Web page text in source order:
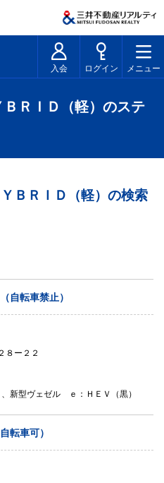
入会 ログイン メニュー
ＲＩＤ（軽）のステ
ＢＲＩＤ（軽）の検索
自転車禁止）
８ー２２
新型ヴェゼル ｅ：ＨＥＶ（黒）
転車可）